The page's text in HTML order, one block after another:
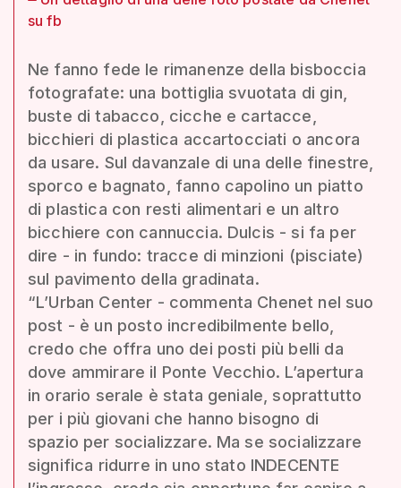
su fb
Ne fanno fede le rimanenze della bisboccia
fotografate: una bottiglia svuotata di gin,
buste di tabacco, cicche e cartacce,
bicchieri di plastica accartocciati o ancora
da usare. Sul davanzale di una delle finestre,
sporco e bagnato, fanno capolino un piatto
di plastica con resti alimentari e un altro
bicchiere con cannuccia. Dulcis - si fa per
dire - in fundo: tracce di minzioni (pisciate)
sul pavimento della gradinata.
“L’Urban Center - commenta Chenet nel suo
post - è un posto incredibilmente bello,
credo che offra uno dei posti più belli da
dove ammirare il Ponte Vecchio. L’apertura
in orario serale è stata geniale, soprattutto
per i più giovani che hanno bisogno di
spazio per socializzare. Ma se socializzare
significa ridurre in uno stato INDECENTE